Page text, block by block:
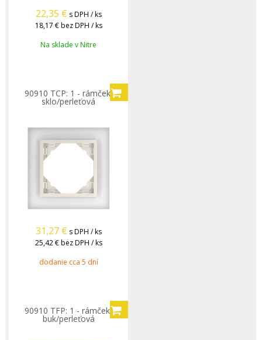
22,35 € s DPH / ks
18,17 € bez DPH / ks
Na sklade v Nitre
90910 TCP: 1 - rámček,
sklo/perleťová
31,27 € s DPH / ks
25,42 € bez DPH / ks
dodanie cca 5 dní
90910 TFP: 1 - rámček,
buk/perleťová